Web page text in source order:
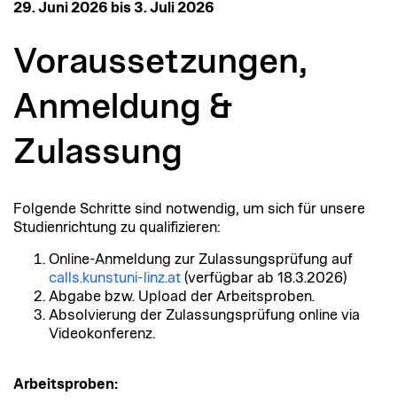
29. Juni 2026 bis 3. Juli 2026
Voraussetzungen,
Anmeldung &
Zulassung
Folgende Schritte sind notwendig, um sich für unsere
Studienrichtung zu qualifizieren:
Online-Anmeldung zur Zulassungsprüfung auf
calls.kunstuni-linz.at (verfügbar ab 18.3.2026)
Abgabe bzw. Upload der Arbeitsproben.
Absolvierung der Zulassungsprüfung online via
Videokonferenz.
Arbeitsproben: